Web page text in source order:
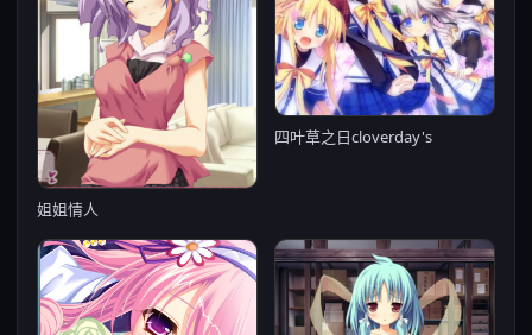
姐姐情人
四叶草之日cloverday's